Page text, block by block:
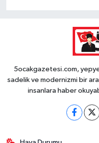
5ocakgazetesi.com,
sadelik ve modernizmi bir
insanlara haber